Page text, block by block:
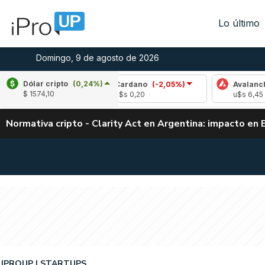
Lo último
Domingo, 9 de agosto de 2026
Dólar cripto (0,24%)
$ 1574,10
Cardano (-2,05%)
Avalanche
(-1,46%)
Normativa cripto - Clarity Act en Argentina: impacto en